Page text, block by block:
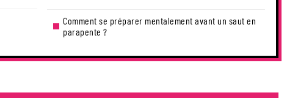
Comment se préparer mentalement avant un saut en
parapente ?